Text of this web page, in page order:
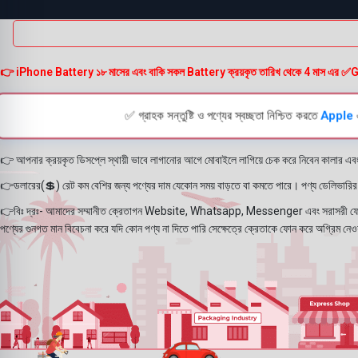
Google Pixel 55
Google Pixel 6 Pro5
Google Pixel 7a3
Google Pixel 8 Pro
Google Pixel 8a3
Google Pixel 9
Google Pixel 9 Pro3
Google Pixel 9 Pro XL3
Google Pixel Backshell
Google Pixel Battery
Google Pixel Charging Logic
Google Pixel Display 28
Google Pixel Fold3
Google Pixel XL6
👉 iPhone Battery ১৮ মাসের এবং বাকি সকল Battery ক্রয়কৃত তারিখ থেকে 4 মাস এর
✅ গ্রাহক সন্তুষ্টি ও পণ্যের স্বচ্ছতা নিশ্চিত করতেApple
👉 আপনার ক্রয়কৃত ডিসপ্লে স্থায়ী ভাবে লাগানোর আগে মোবাইলে লাগিয়ে চেক করে নিবেন কালার
👉ডলারের(💲) রেট কম বেশির জন্য পণ্যের দাম যেকোন সময় বাড়তে বা কমতে পারে। পণ্য ডেলিভারির
👉বিঃ দ্রঃ- আমাদের সম্মানীত ক্রেতাগন Website, Whatsapp, Messenger এবং সরাসরী
পণ্যের গুনগত মান বিবেচনা করে যদি কোন পণ্য না দিতে পারি সেক্ষেত্রে ক্রেতাকে ফোন করে অগ্রিম